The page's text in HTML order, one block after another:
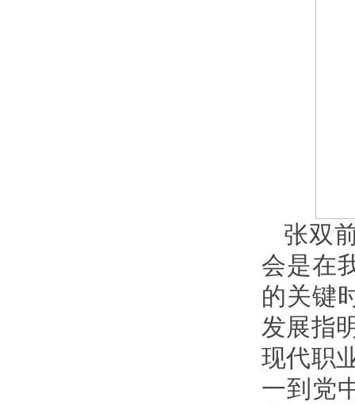
张双
会是在
的关键
发展指
现代职
一到党